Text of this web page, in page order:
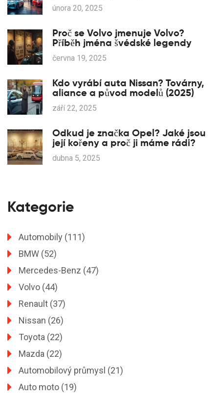
února 20, 2025
Proč se Volvo jmenuje Volvo?
Příběh jména švédské legendy
června 19, 2025
Kdo vyrábí auta Nissan? Továrny,
aliance a původ modelů (2025)
září 22, 2025
Odkud je značka Opel? Jaké jsou
její kořeny a proč ji máme rádi?
dubna 5, 2025
Kategorie
Automobily (111)
BMW (52)
Mercedes-Benz (47)
Volvo (44)
Renault (37)
Nissan (26)
Toyota (22)
Mazda (22)
Automobilový průmysl (21)
Auto moto (19)